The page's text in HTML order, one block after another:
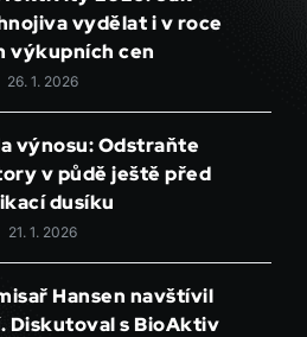
vydělat i v roce
výkupních cen
26. 1. 2026
výnosu: Odstraňte
v půdě ještě před
dusíku
21. 1. 2026
Hansen navštívil
Diskutoval s BioAktiv